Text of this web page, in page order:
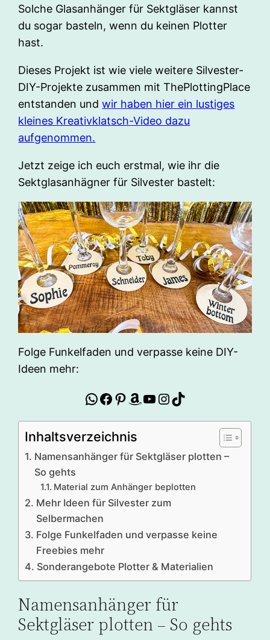
Solche Glasanhänger für Sektgläser kannst
du sogar basteln, wenn du keinen Plotter
hast.
Dieses Projekt ist wie viele weitere Silvester-
DIY-Projekte zusammen mit ThePlottingPlace
entstanden undwir haben hier ein lustiges
kleines Kreativklatsch-Video dazu
aufgenommen.
Jetzt zeige ich euch erstmal, wie ihr die
Sektglasanhägner für Silvester bastelt:
Folge Funkelfaden und verpasse keine DIY-
Ideen mehr:
WhatsApp
Facebook
Pinterest
Amazon
YouTube
Instagram
TikTok
Inhaltsverzeichnis
Namensanhänger für Sektgläser plotten –
So gehts
Material zum Anhänger beplotten
Mehr Ideen für Silvester zum
Selbermachen
Folge Funkelfaden und verpasse keine
Freebies mehr
Sonderangebote Plotter & Materialien
Namensanhänger für
Sektgläser plotten – So gehts